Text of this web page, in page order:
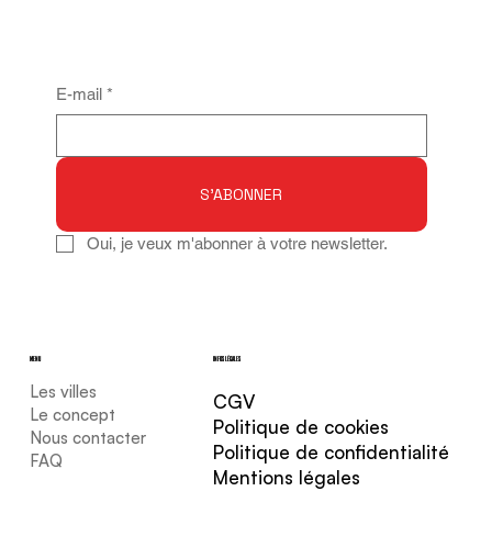
E-mail *
S'ABONNER
Oui, je veux m'abonner à votre newsletter.
Les villes
Le concept
Nous contacter
FAQ
MENU INFOS LÉGALES
CGV
Politique de cookies
Politique de confidentialité
Mentions légales